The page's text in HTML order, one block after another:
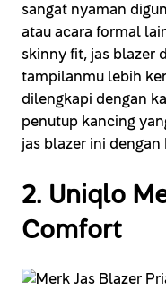
sangat nyaman
atau acara formal
skinny fit, jas blazer
tampilanmu lebih
dilengkapi dengan
penutup kancing
jas blazer ini
2. Uniqlo
Comfort